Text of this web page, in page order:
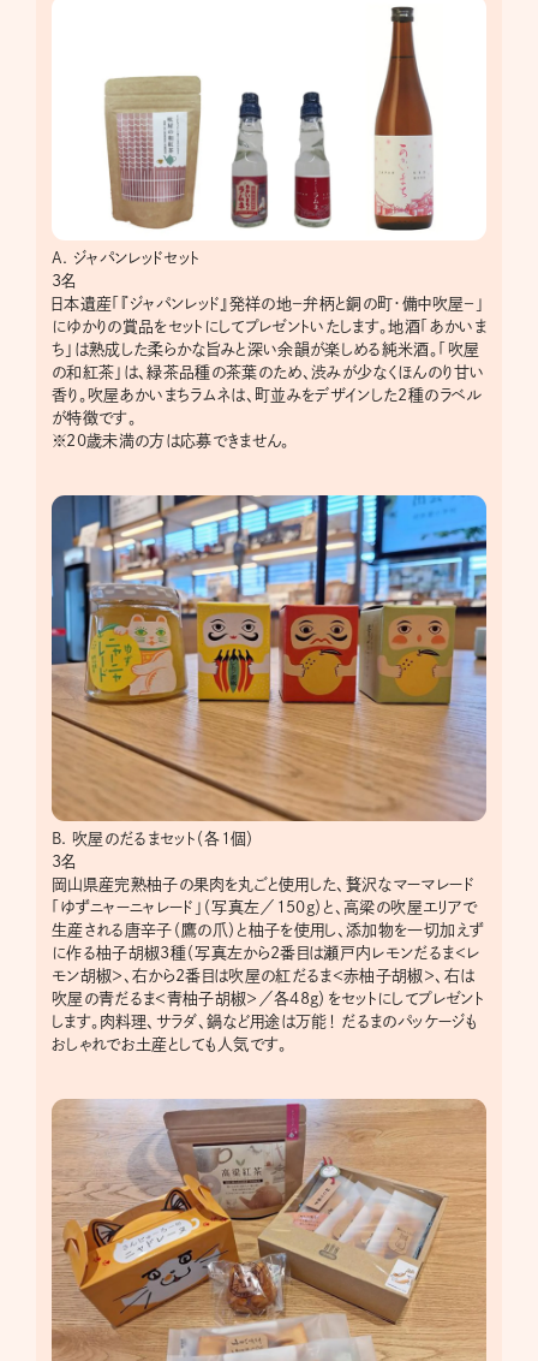
A. ジャパンレッドセット
3名
日本遺産「『ジャパンレッド』発祥の地－弁柄と銅の町・備中吹屋－」
にゆかりの賞品をセットにしてプレゼントいたします。地酒「あかいま
ち」は熟成した柔らかな旨みと深い余韻が楽しめる純米酒。「吹屋
の和紅茶」は、緑茶品種の茶葉のため、渋みが少なくほんのり甘い
香り。吹屋あかいまちラムネは、町並みをデザインした2種のラベル
が特徴です。
※20歳未満の方は応募できません。
B. 吹屋のだるまセット（各1個）
3名
岡山県産完熟柚子の果肉を丸ごと使用した、贅沢なマーマレード
「ゆずニャーニャレード」（写真左／150g）と、高梁の吹屋エリアで
生産される唐辛子（鷹の爪）と柚子を使用し、添加物を一切加えず
に作る柚子胡椒3種（写真左から2番目は瀬戸内レモンだるま＜レ
モン胡椒＞、右から2番目は吹屋の紅だるま＜赤柚子胡椒＞、右は
吹屋の青だるま＜青柚子胡椒＞／各48g）をセットにしてプレゼント
します。肉料理、サラダ、鍋など用途は万能！ だるまのパッケージも
おしゃれでお土産としても人気です。